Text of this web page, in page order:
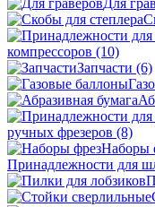
Для
компрессоров (10)
Запчасти (6)
ручных фрезеров (8)
Наборы
Принадлежности для